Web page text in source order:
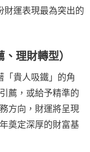
財運表現最為突出的
理財轉型）
「貴人吸鐵」的角
薦，或給予精準的
方向，財運將呈現
奠定深厚的財富基